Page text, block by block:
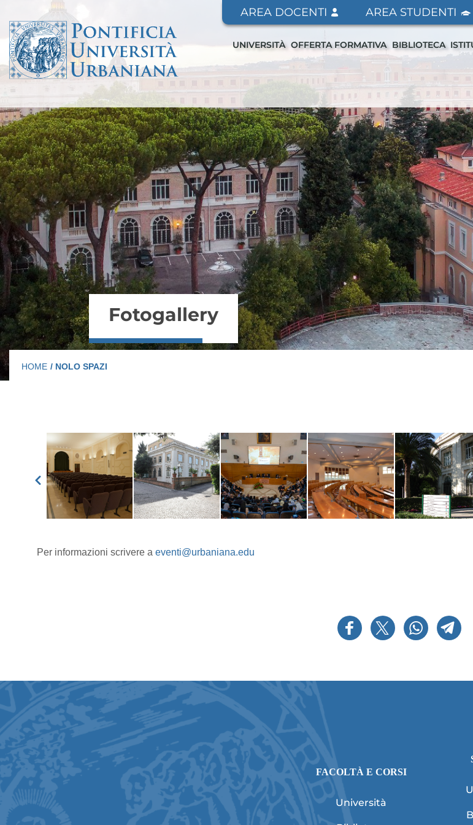
AREA DOCENTI AREA STUDENTI
UNIVERSITÀ OFFERTA FORMATIVA BIBLIOTECA
Fotogallery
HOME / NOLO SPAZI
Per informazioni scrivere a eventi@urbaniana.edu
FACOLTÀ E CORSI
Università